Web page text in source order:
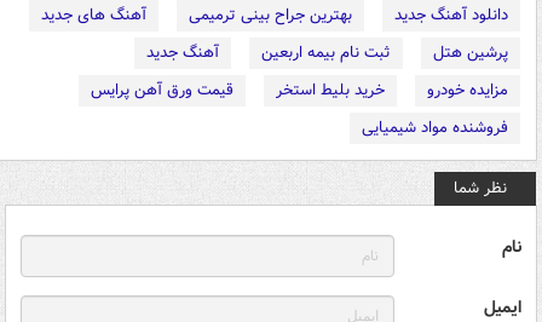
دانلود آهنگ جدید
بهترین جراح بینی ترمیمی
آهنگ های جدید
پرشین هتل
ثبت نام بیمه اربعین
آهنگ جدید
مزایده خودرو
خرید بلیط استخر
قیمت ورق آهن پرایس
فروشنده مواد شیمیایی
نظر شما
نام
ایمیل